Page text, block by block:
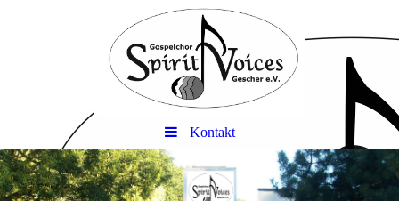
Kontakt